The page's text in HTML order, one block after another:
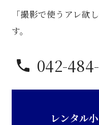
「撮影で使うアレ欲
す。
042-
レンタル